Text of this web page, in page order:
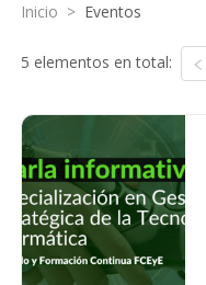
Inicio > Eventos
5 elementos en total: